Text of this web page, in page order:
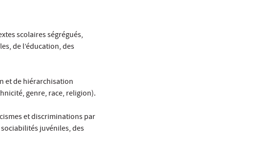
scolaires ségrégués,
de l’éducation, des
et de hiérarchisation
genre, race, religion).
et discriminations par
juvéniles, des